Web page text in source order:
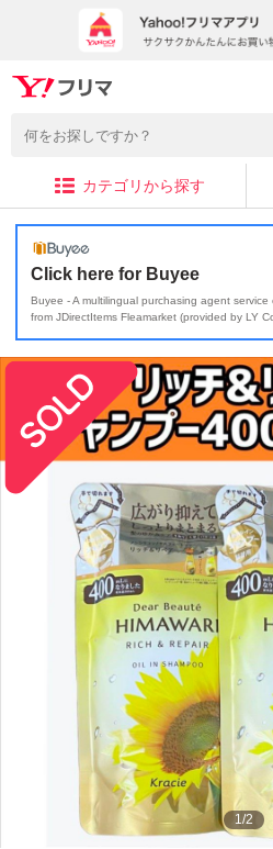
カテゴリから探す
Click here for Buyee
Buyee - A multilingual purchasing agent
from JDirectItems Fleamarket (provided by LY
1/2